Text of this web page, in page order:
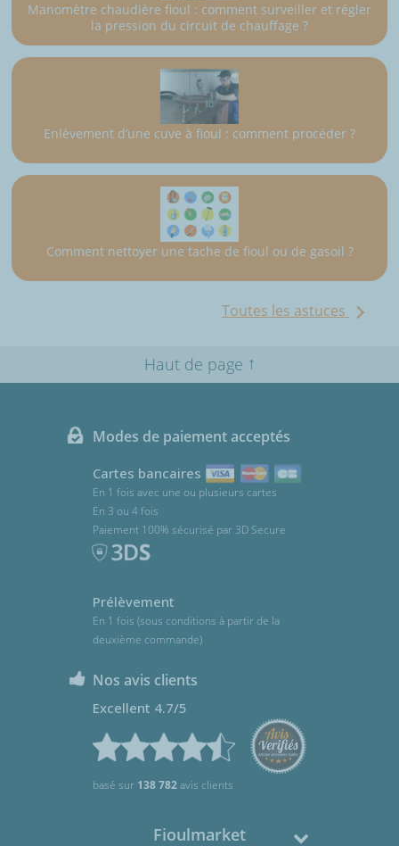
Manomètre chaudière fioul : comment surveiller et régler
la pression du circuit de chauffage ?
Enlèvement d’une cuve à fioul : comment procéder ?
Comment nettoyer une tache de fioul ou de gasoil ?
Toutes les astuces
Haut de page ↑
Modes de paiement acceptés
Cartes bancaires
En 1 fois avec une ou plusieurs cartes
En 3 ou 4 fois
Paiement 100% sécurisé par 3D Secure
Prélèvement
En 1 fois (sous conditions à partir de la
deuxième commande)
Nos avis clients
Excellent 4.7/5
basé sur 138 782avis clients
Fioulmarket